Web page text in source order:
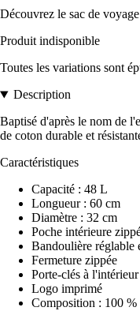
Découvrez le sac de
Produit indisponible
Toutes les variations sont
Description
Baptisé d'après le nom de
de coton durable et
Caractéristiques
Capacité : 48 L
Longueur : 60 cm
Diamètre : 32 cm
Poche intérieure
Bandoulière réglable
Fermeture zippée
Porte-clés à l'intérieur
Logo imprimé
Composition : 100 %